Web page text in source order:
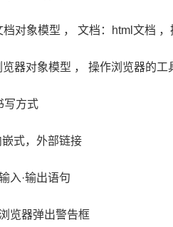
档对象模型 ， 文档：html文档
器对象模型 ， 操作浏览器的工
写方式
式，外部链接
入·输出语句
览器弹出警告框